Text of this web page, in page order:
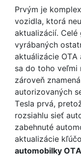
Prvým je
vozidla, ktorá
aktualizácií. Celé
vyrábaných
aktuálizácie
sa do toho veľmi
zároveň
autorizovaných
Tesla prvá,
rozsiahlu sieť
zabehnuté
aktualizácie
automobilky